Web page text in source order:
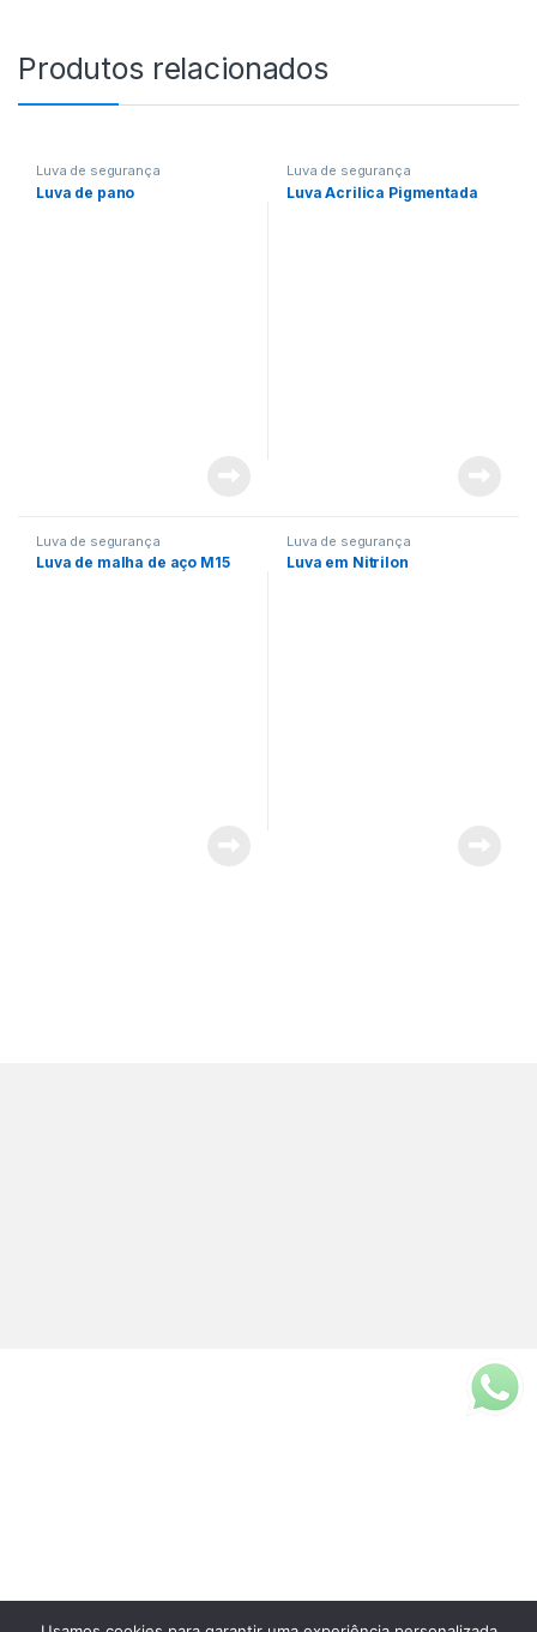
Produtos relacionados
Luva de segurança
Luva de pano
Luva de segurança
Luva Acrilica Pigmentada
Luva de segurança
Luva de malha de aço M15
Luva de segurança
Luva em Nitrilon